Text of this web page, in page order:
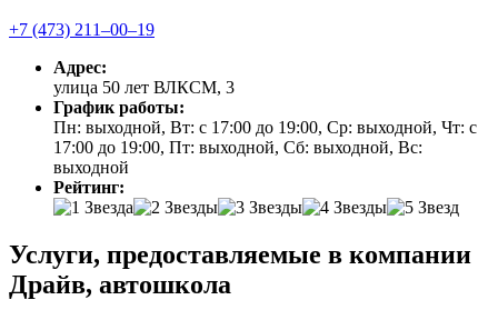
+7 (473) 211‒00‒19
Адрес:
улица 50 лет ВЛКСМ, 3
График работы:
Пн: выходной, Вт: с 17:00 до 19:00, Ср: выходной, Чт: с
17:00 до 19:00, Пт: выходной, Сб: выходной, Вс:
выходной
Рейтинг:
Услуги, предоставляемые в компании
Драйв, автошкола